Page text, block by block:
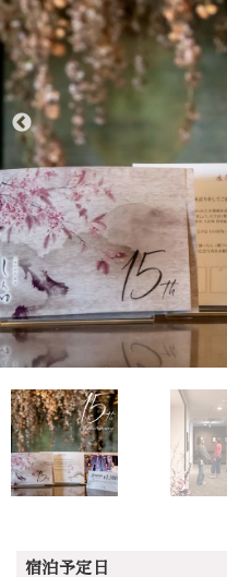
宿泊予定日